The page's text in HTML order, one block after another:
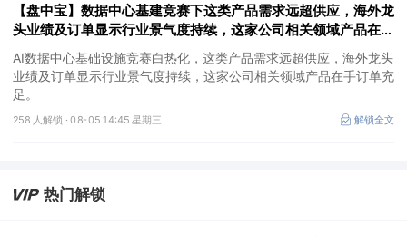
【盘中宝】数据中心基建竞赛下这类产品需求远超供应，海外龙
头业绩及订单显示行业景气度持续，这家公司相关领域产品在手
订单充足
AI数据中心基础设施竞赛白热化，这类产品需求远超供应，海外龙头
业绩及订单显示行业景气度持续，这家公司相关领域产品在手订单充
足。
258 人解锁 ·08-05 14:45 星期三 解锁全文
热门解锁